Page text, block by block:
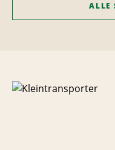
ALLE